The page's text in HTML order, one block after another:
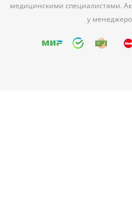
медицинскими специалистами.
у